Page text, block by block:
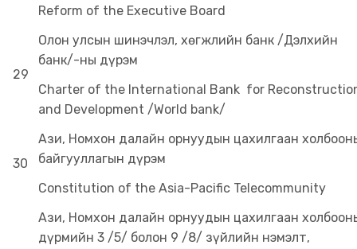
Reform of the Executive Board
29
Олон улсын шинэчлэл, хөгжлийн банк /Дэлхийн
банк/-ны дүрэм
Charter of the International Bank for
and Development /World bank/
30
Ази, Номхон далайн орнуудын цахилгаан
байгууллагын дүрэм
Constitution of the Asia-Pacific Telecommunity
Ази, Номхон далайн орнуудын цахилгаан
дүрмийн 3 /5/ болон 9 /8/ зүйлийн нэмэлт,